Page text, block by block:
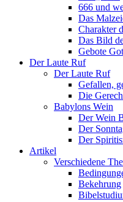
666 und
Das
Charakter
Das Bild
Gebote
Der Laute Ruf
Der Laute Ruf
Gefallen,
Die
Babylons Wein
Der Wein
Der
Der
Artikel
Verschiedene
Bekehrung